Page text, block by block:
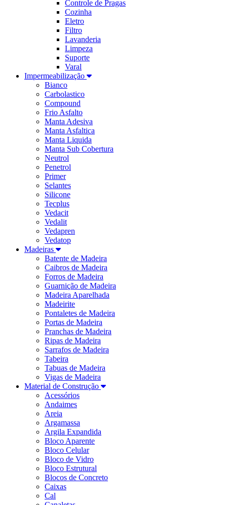
Controle de Pragas
Cozinha
Eletro
Filtro
Lavanderia
Limpeza
Suporte
Varal
Impermeabilização
Bianco
Carbolastico
Compound
Frio Asfalto
Manta Adesiva
Manta Asfaltica
Manta Liquida
Manta Sub Cobertura
Neutrol
Penetrol
Primer
Selantes
Silicone
Tecplus
Vedacit
Vedalit
Vedapren
Vedatop
Madeiras
Batente de Madeira
Caibros de Madeira
Forros de Madeira
Guarnição de Madeira
Madeira Aparelhada
Madeirite
Pontaletes de Madeira
Portas de Madeira
Pranchas de Madeira
Ripas de Madeira
Sarrafos de Madeira
Tabeira
Tabuas de Madeira
Vigas de Madeira
Material de Construção
Acessórios
Andaimes
Areia
Argamassa
Argila Expandida
Bloco Aparente
Bloco Celular
Bloco de Vidro
Bloco Estrutural
Blocos de Concreto
Caixas
Cal